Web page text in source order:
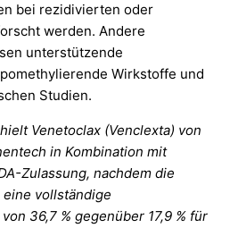
bei rezidivierten oder
werden. Andere
unterstützende
Wirkstoffe und
Studien.
Venetoclax (Venclexta) von
in Kombination mit
Zulassung, nachdem die
vollständige
36,7 % gegenüber 17,9 % für